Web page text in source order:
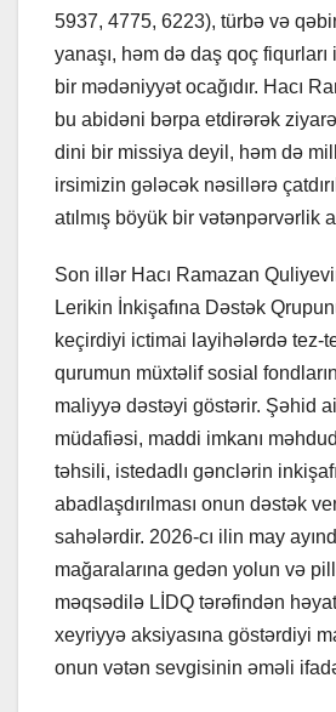
5937, 4775, 6223), türbə və
yanaşı, həm də daş qoç
bir mədəniyyət ocağıdır. Hacı
bu abidəni bərpa etdirərək
dini bir missiya deyil, həm də
irsimizin gələcək nəsillərə
atılmış böyük bir vətənpərvərlik
Son illər Hacı Ramazan
Lerikin İnkişafına Dəstək
keçirdiyi ictimai layihələrdə tez-
qurumun müxtəlif sosial
maliyyə dəstəyi göstərir. Şəhid
müdafiəsi, maddi imkanı
təhsili, istedadlı gənclərin
abadlaşdırılması onun dəstək
sahələrdir. 2026-cı ilin may
mağaralarına gedən yolun və
məqsədilə LİDQ tərəfindən
xeyriyyə aksiyasına göstərdiyi
onun vətən sevgisinin əməli